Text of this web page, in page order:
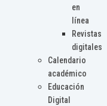
en
línea
Revistas
digitales
Calendario
académico
Educación
Digital